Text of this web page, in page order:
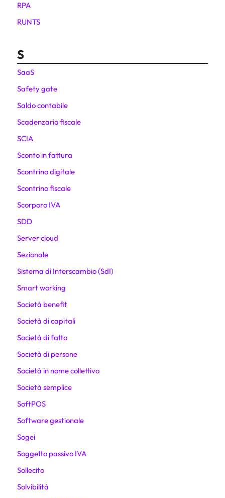
RPA
RUNTS
S
SaaS
Safety gate
Saldo contabile
Scadenzario fiscale
SCIA
Sconto in fattura
Scontrino digitale
Scontrino fiscale
Scorporo IVA
SDD
Server cloud
Sezionale
Sistema di Interscambio (SdI)
Smart working
Società benefit
Società di capitali
Società di fatto
Società di persone
Società in nome collettivo
Società semplice
SoftPOS
Software gestionale
Sogei
Soggetto passivo IVA
Sollecito
Solvibilità